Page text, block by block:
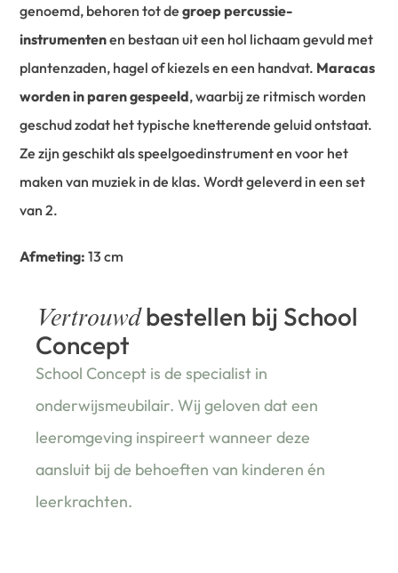
genoemd, behoren tot degroep percussie-
instrumentenen bestaan ​​uit een hol lichaam gevuld met
plantenzaden, hagel of kiezels en een handvat. Maracas
worden in paren gespeeld, waarbij ze ritmisch worden
geschud zodat het typische knetterende geluid ontstaat.
Ze zijn geschikt als speelgoedinstrument en voor het
maken van muziek in de klas. Wordt geleverd in een set
van 2.
Afmeting: 13 cm
Vertrouwdbestellen bij School
Concept
School Concept is de specialist in
onderwijsmeubilair. Wij geloven dat een
leeromgeving inspireert wanneer deze
aansluit bij de behoeften van kinderen én
leerkrachten.